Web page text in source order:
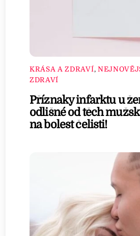
KRÁSA A ZDRAVÍ,
ZDRAVÍ
Příznaky infarktu u
odlišné od těch
na bolest čelisti!